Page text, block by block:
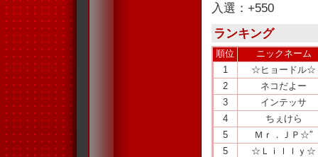
入選：+550
ランキング
順位
ニックネーム
1
☆ヒョードル☆
2
ネコだよー
3
インテッサ
4
ちぇけら
5
Ｍｒ．ＪＰ☆″
5
☆Ｌｉｌｌｙ☆